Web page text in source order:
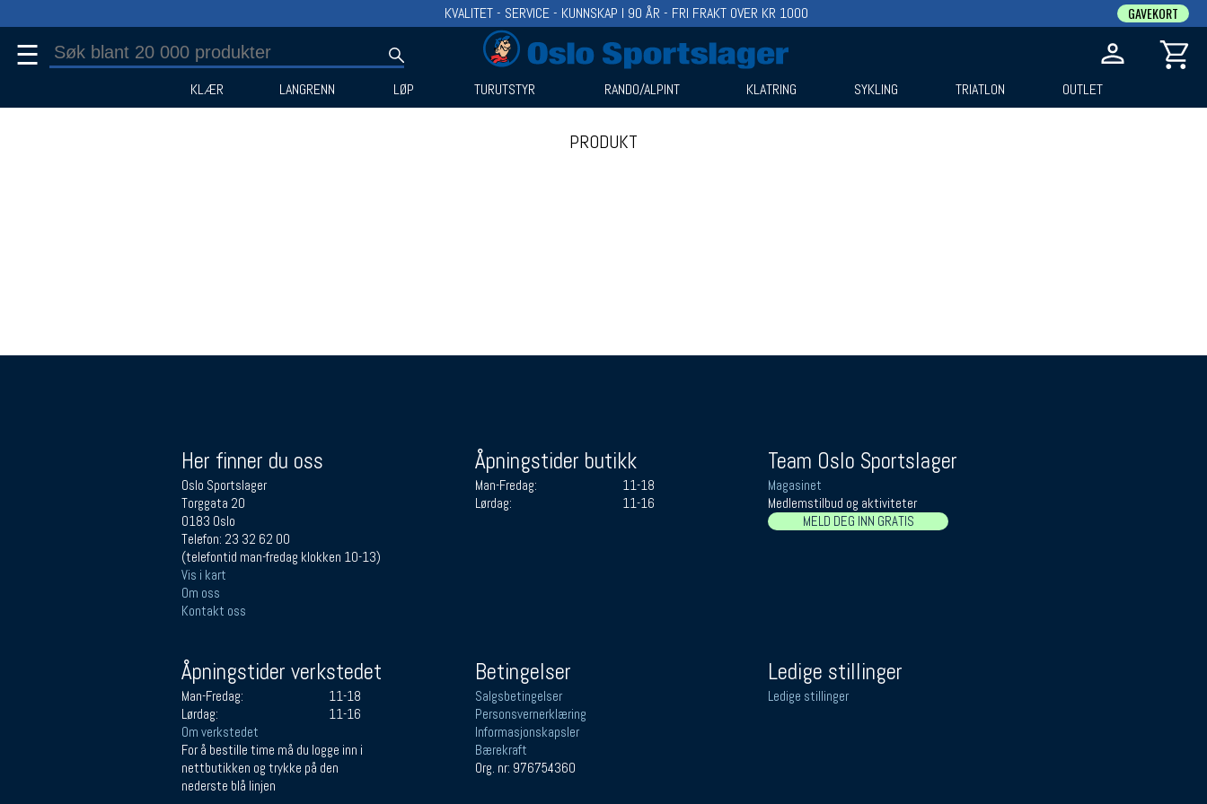
KVALITET - SERVICE - KUNNSKAP I 90 ÅR - FRI FRAKT OVER KR 1000 GAVEKORT
☰
KLÆR LANGRENN LØP TURUTSTYR RANDO/ALPINT KLATRING SYKLING TRIATLON OUTLET
PRODUKT
Her finner du oss
Oslo Sportslager
Torggata 20
0183 Oslo
Telefon: 23 32 62 00
(telefontid man-fredag klokken 10-13)
Vis i kart
Om oss
Kontakt oss
Åpningstider butikk
Man-Fredag:
11-18
Lørdag:
11-16
Team Oslo Sportslager
Magasinet
Medlemstilbud og aktiviteter
MELD DEG INN GRATIS
Åpningstider verkstedet
Man-Fredag:
11-18
Lørdag:
11-16
Om verkstedet
For å bestille time må du logge inn i
nettbutikken og trykke på den
nederste blå linjen
Betingelser
Salgsbetingelser
Personsvernerklæring
Informasjonskapsler
Bærekraft
Org. nr: 976754360
Ledige stillinger
Ledige stillinger